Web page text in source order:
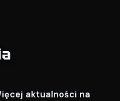
aktualności na